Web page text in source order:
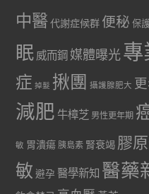
中醫代謝症候群 便秘 保
眠 威而鋼 媒體曝光專
症 掉髮 揪團 攝護腺肥大
減肥 牛樟芝 男性更年期
敏 胃潰瘍 胰島素 腎衰竭 膠
敏 避孕 醫學新知 醫藥